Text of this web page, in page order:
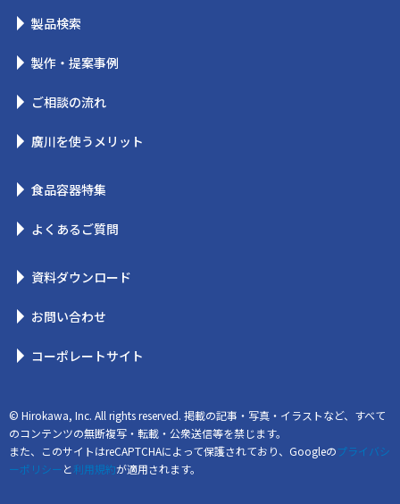
製品検索
製作・提案事例
ご相談の流れ
廣川を使うメリット
食品容器特集
よくあるご質問
資料ダウンロード
お問い合わせ
コーポレートサイト
© Hirokawa, Inc. All rights reserved. 掲載の記事・写真・イラストなど、すべて
のコンテンツの無断複写・転載・公衆送信等を禁じます。
また、このサイトはreCAPTCHAによって保護されており、Googleのプライバシ
ーポリシー と利用規約が適用されます。